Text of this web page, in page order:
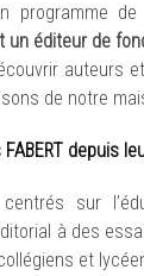
programme
un éditeur de
auteurs
de notre
depuis
sur
à des
et